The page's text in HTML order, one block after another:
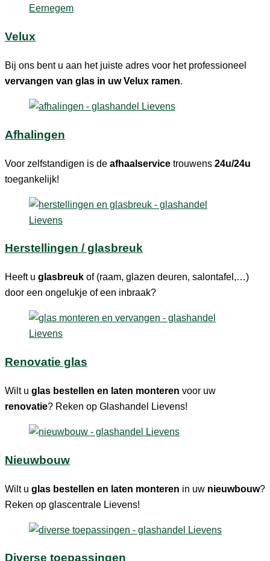
Velux
Bij ons bent u aan het juiste adres voor het professioneel
vervangen van glas in uw Velux ramen.
Afhalingen
Voor zelfstandigen is de afhaalservice trouwens 24u/24u
toegankelijk!
Herstellingen / glasbreuk
Heeft u glasbreuk of (raam, glazen deuren, salontafel,…)
door een ongelukje of een inbraak?
Renovatie glas
Wilt u glas bestellen en laten monteren voor uw
renovatie? Reken op Glashandel Lievens!
Nieuwbouw
Wilt u glas bestellen en laten monteren in uw nieuwbouw?
Reken op glascentrale Lievens!
Diverse toepassingen